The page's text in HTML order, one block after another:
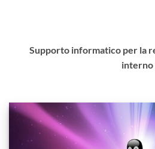
Supporto informatico per la
interno